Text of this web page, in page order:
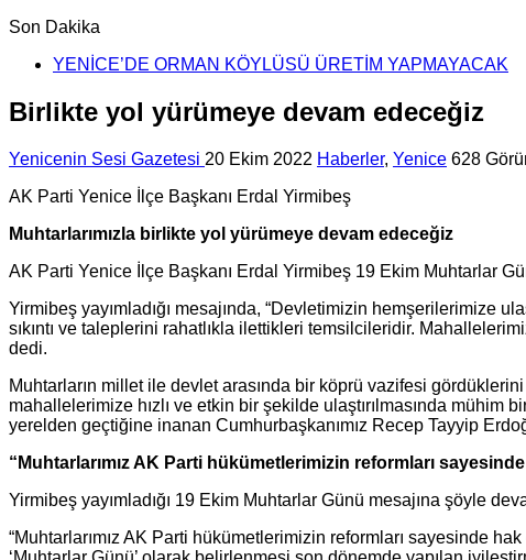
Son Dakika
YENİCE’DE ORMAN KÖYLÜSÜ ÜRETİM YAPMAYACAK
Birlikte yol yürümeye devam edeceğiz
Yenicenin Sesi Gazetesi 20 Ekim 2022 Haberler, Yenice 628
AK Parti Yenice İlçe Başkanı Erdal Yirmibeş
Muhtarlarımızla birlikte yol yürümeye devam edeceğiz
AK Parti Yenice İlçe Başkanı Erdal Yirmibeş 19 Ekim Muhtarlar
Yirmibeş yayımladığı mesajında, “Devletimizin hemşerilerimize
sıkıntı ve taleplerini rahatlıkla ilettikleri temsilcileridir.
dedi.
Muhtarların millet ile devlet arasında bir köprü vazifesi
mahallelerimize hızlı ve etkin bir şekilde ulaştırılmasında
yerelden geçtiğine inanan Cumhurbaşkanımız Recep Tayyip
“Muhtarlarımız AK Parti hükümetlerimizin reformları
Yirmibeş yayımladığı 19 Ekim Muhtarlar Günü mesajına şöyle
“Muhtarlarımız AK Parti hükümetlerimizin reformları sayesinde